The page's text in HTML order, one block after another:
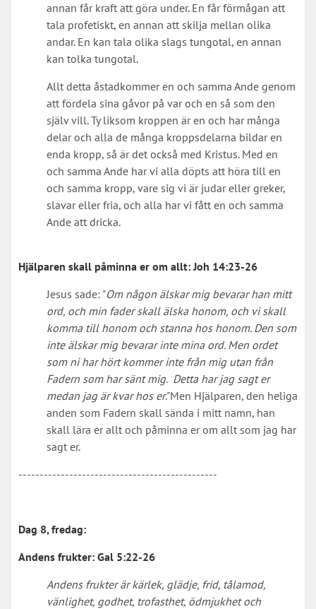
annan får kraft att göra under. En får förmågan att
tala profetiskt, en annan att skilja mellan olika
andar. En kan tala olika slags tungotal, en annan
kan tolka tungotal.
Allt detta åstadkommer en och samma Ande genom
att fördela sina gåvor på var och en så som den
själv vill. Ty liksom kroppen är en och har många
delar och alla de många kroppsdelarna bildar en
enda kropp, så är det också med Kristus. Med en
och samma Ande har vi alla döpts att höra till en
och samma kropp, vare sig vi är judar eller greker,
slavar eller fria, och alla har vi fått en och samma
Ande att dricka.
Hjälparen skall påminna er om allt:Joh 14:23-26
Jesus sade: "Om någon älskar mig bevarar han mitt
ord, och min fader skall älska honom, och vi skall
komma till honom och stanna hos honom. Den som
inte älskar mig bevarar inte mina ord. Men ordet
som ni har hört kommer inte från mig utan från
Fadern som har sänt mig. Detta har jag sagt er
medan jag är kvar hos er."Men Hjälparen, den heliga
anden som Fadern skall sända i mitt namn, han
skall lära er allt och påminna er om allt som jag har
sagt er.
-----------------------------------------------
Dag 8, fredag:
Andens frukter: Gal 5:22-26
Andens frukter är kärlek, glädje, frid, tålamod,
vänlighet, godhet, trofasthet, ödmjukhet och